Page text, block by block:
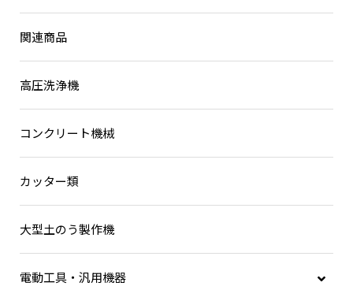
関連商品
高圧洗浄機
コンクリート機械
カッター類
大型土のう製作機
電動工具・汎用機器